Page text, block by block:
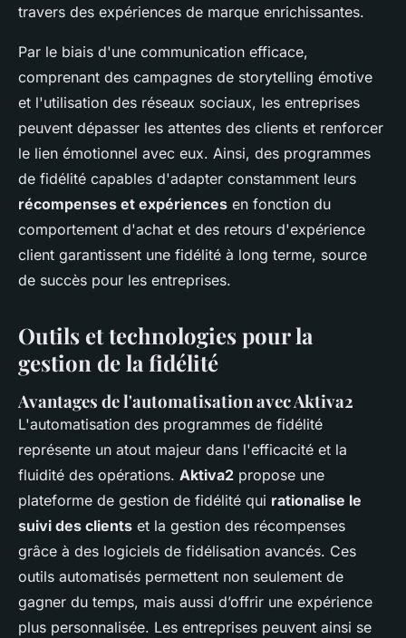
travers des expériences de marque enrichissantes.
Par le biais d'une communication efficace,
comprenant des campagnes de storytelling émotive
et l'utilisation des réseaux sociaux, les entreprises
peuvent dépasser les attentes des clients et renforcer
le lien émotionnel avec eux. Ainsi, des programmes
de fidélité capables d'adapter constamment leurs
récompenses et expériences en fonction du
comportement d'achat et des retours d'expérience
client garantissent une fidélité à long terme, source
de succès pour les entreprises.
Outils et technologies pour la
gestion de la fidélité
Avantages de l'automatisation avec Aktiva2
L'automatisation des programmes de fidélité
représente un atout majeur dans l'efficacité et la
fluidité des opérations. Aktiva2 propose une
plateforme de gestion de fidélité qui rationalise le
suivi des clients et la gestion des récompenses
grâce à des logiciels de fidélisation avancés. Ces
outils automatisés permettent non seulement de
gagner du temps, mais aussi d’offrir une expérience
plus personnalisée. Les entreprises peuvent ainsi se